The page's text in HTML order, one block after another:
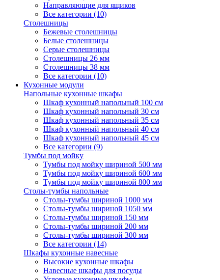
Направляющие для ящиков
Все категории (10)
Столешницы
Бежевые столешницы
Белые столешницы
Серые столешницы
Столешницы 26 мм
Столешницы 38 мм
Все категории (10)
Кухонные модули
Напольные кухонные шкафы
Шкаф кухонный напольный 100 см
Шкаф кухонный напольный 30 см
Шкаф кухонный напольный 35 см
Шкаф кухонный напольный 40 см
Шкаф кухонный напольный 45 см
Все категории (9)
Тумбы под мойку
Тумбы под мойку шириной 500 мм
Тумбы под мойку шириной 600 мм
Тумбы под мойку шириной 800 мм
Столы-тумбы напольные
Столы-тумбы шириной 1000 мм
Столы-тумбы шириной 1050 мм
Столы-тумбы шириной 150 мм
Столы-тумбы шириной 200 мм
Столы-тумбы шириной 300 мм
Все категории (14)
Шкафы кухонные навесные
Высокие кухонные шкафы
Навесные шкафы для посуды